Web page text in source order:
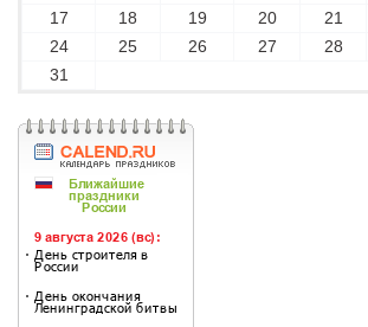
17
18 19 20 21
24
25 26 27 28
31